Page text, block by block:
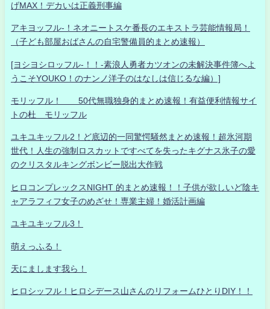
げMAX！デカいは正義刑事編
アキヨッフル-！ネオニートスケ番長のエキストラ芸能情報局！
（子ども部屋おばさんの自宅警備員的まとめ速報）
[ヨシヨシロッフル-！！-素浪人勇者カツオンの未解決事件簿へよ
うこそYOUKO！のナンノ洋子のはなしは信じるな編）]
モリッフル！ 50代無職独身的まとめ速報！有益便利情報サイ
トの杜 モリッフル
ユキユキッフル2！ど底辺的一同驚愕騒然まとめ速報！超氷河期
世代！人生の強制ロスカットですべてを失ったキグナス氷子の愛
のクリスタルキングボンビー脱出大作戦
ヒロコンプレックスNIGHT 的まとめ速報！！子供が欲しいど陰キ
ャアラフィフ女子のめざせ！専業主婦！婚活計画編
ユキユキッフル3！
萌えっふる！
天にまします我ら！
ヒロシッフル！ヒロシデース山さんのリフォームひとりDIY！！